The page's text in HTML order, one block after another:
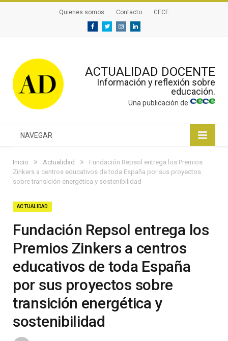
Quienes somos Contacto CECE
FacebookTwitterInstagramLinkedin
ACTUALIDAD DOCENTE
Información y reflexión sobre
educación.
Una publicación de
NAVEGAR
Inicio » Actualidad »
Fundación Repsol entrega los Premios
Zinkers a centros educativos de toda España por sus proyectos
sobre transición energética y sostenibilidad
ACTUALIDAD
Fundación Repsol entrega los
Premios Zinkers a centros
educativos de toda España
por sus proyectos sobre
transición energética y
sostenibilidad